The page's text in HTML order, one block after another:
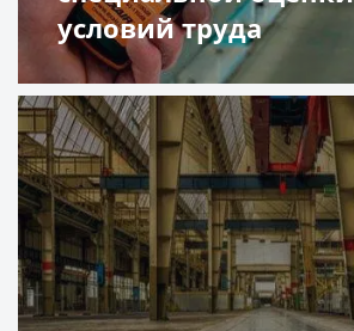
условий труда
Подробнее